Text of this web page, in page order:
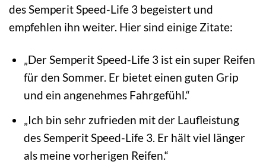
des Semperit Speed-Life 3 begeistert und
empfehlen ihn weiter. Hier sind einige Zitate:
„Der Semperit Speed-Life 3 ist ein super Reifen
für den Sommer. Er bietet einen guten Grip
und ein angenehmes Fahrgefühl.“
„Ich bin sehr zufrieden mit der Laufleistung
des Semperit Speed-Life 3. Er hält viel länger
als meine vorherigen Reifen.“